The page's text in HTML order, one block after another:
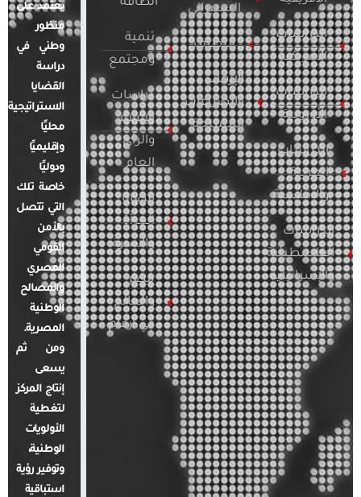
الدراسات
الأمريكية
الدراسات
الأوروبية
الدراسات
العربية
والإقليمية
الدراسات
الفلسطينية
والإسرائيلية
السيبراني
التطرف
الإرهاب
والصراعات
المسلحة
الطاقة
تنمية
ومجتمع
دراسات
الإعلام
والرأي
العام
قضايا
المرأة
والأسرة
مصر
والعالم
في أرقام
يعتمد على
منظور
وطني في
دراسة
القضايا
الاستراتيجية
محليًا
وإقليميًا
ودوليًا
خاصة تلك
التي تتصل
بالأمن
القومي
المصري
والمصالح
الوطنية
المصرية.
ومن ثم
يسعى
إنتاج المركز
لتغطية
الأولويات
الوطنية،
وتوفير رؤية
استباقية